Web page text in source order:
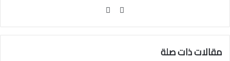
موقع
مقالات ذات صلة